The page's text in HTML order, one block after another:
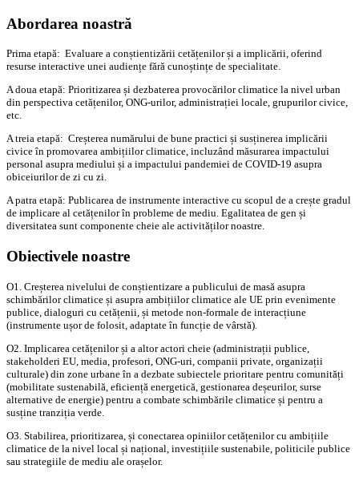
Abordarea noastră
Prima etapă: Evaluare a conștientizării cetățenilor și a implicării, oferind
resurse interactive unei audiențe fără cunoștințe de specialitate.
A doua etapă: Prioritizarea și dezbaterea provocărilor climatice la nivel urban
din perspectiva cetățenilor, ONG-urilor, administrației locale, grupurilor civice,
etc.
A treia etapă: Creșterea numărului de bune practici și susținerea implicării
civice în promovarea ambițiilor climatice, incluzând măsurarea impactului
personal asupra mediului și a impactului pandemiei de COVID-19 asupra
obiceiurilor de zi cu zi.
A patra etapă: Publicarea de instrumente interactive cu scopul de a crește gradul
de implicare al cetățenilor în probleme de mediu. Egalitatea de gen și
diversitatea sunt componente cheie ale activităților noastre.
Obiectivele noastre
O1. Creșterea nivelului de conștientizare a publicului de masă asupra
schimbărilor climatice și asupra ambițiilor climatice ale UE prin evenimente
publice, dialoguri cu cetățenii, și metode non-formale de interacțiune
(instrumente ușor de folosit, adaptate în funcție de vârstă).
O2. Implicarea cetățenilor și a altor actori cheie (administrații publice,
stakeholderi EU, media, profesori, ONG-uri, companii private, organizații
culturale) din zone urbane în a dezbate subiectele prioritare pentru comunități
(mobilitate sustenabilă, eficiență energetică, gestionarea deșeurilor, surse
alternative de energie) pentru a combate schimbările climatice și pentru a
susține tranziția verde.
O3. Stabilirea, prioritizarea, și conectarea opiniilor cetățenilor cu ambițiile
climatice de la nivel local și național, investițiile sustenabile, politicile publice
sau strategiile de mediu ale orașelor.